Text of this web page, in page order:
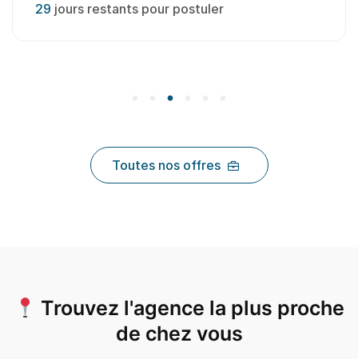
29 jours restants pour postuler
Toutes nos offres
Trouvez l'agence la plus proche
de chez vous